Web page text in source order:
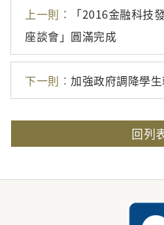
上一則：
「2016金融科技
座談會」圓滿完成
下一則： 加強政府調降學
回列